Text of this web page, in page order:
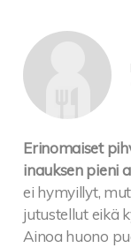
Braised
sprout sauce
served with
Burgers
Basen
täyslihapihvillä,
marinoitua
Erinomaiset
inauksen pieni
ei hymyillyt,
jutustellut eikä
Ainoa huono